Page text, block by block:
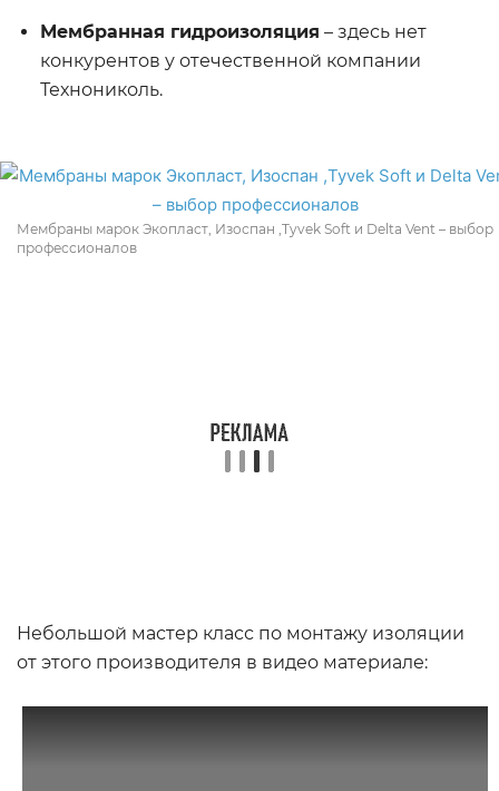
Мембранная гидроизоляция – здесь нет
конкурентов у отечественной компании
Технониколь.
Мембраны марок Экопласт, Изоспан ,Tyvek Soft и Delta Vent – выбор
профессионалов
Небольшой мастер класс по монтажу изоляции
от этого производителя в видео материале: